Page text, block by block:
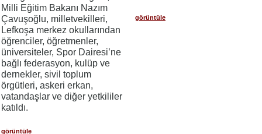
Milli Eğitim Bakanı Nazım
Çavuşoğlu, milletvekilleri,
Lefkoşa merkez okullarından
öğrenciler, öğretmenler,
üniversiteler, Spor Dairesi’ne
bağlı federasyon, kulüp ve
dernekler, sivil toplum
örgütleri, askeri erkan,
vatandaşlar ve diğer yetkililer
katıldı.
görüntüle
görüntüle